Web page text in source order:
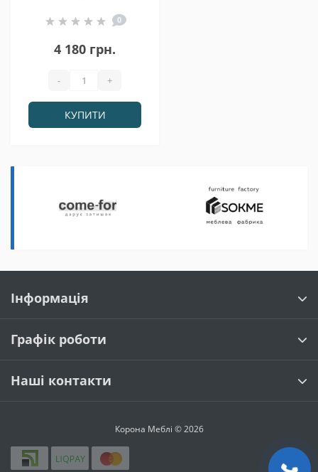
0
4 180 грн.
- +
КУПИТИ
Інформація
Графік роботи
Наші контакти
Корона Меблі © 2026